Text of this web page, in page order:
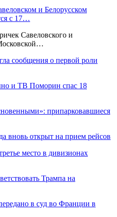
и Белорусском
с 17…
Савеловского и
сообщения о первой роли
и ТВ Поморин спас 18
припарковавшиеся
вновь открыт на прием рейсов
место в дивизионах
Трампа на
в суд во Франции в